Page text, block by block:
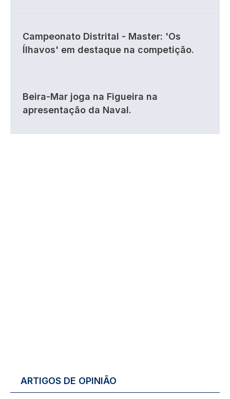
Campeonato Distrital - Master: 'Os
Ílhavos' em destaque na competição.
Beira-Mar joga na Figueira na
apresentação da Naval.
ARTIGOS DE OPINIÃO